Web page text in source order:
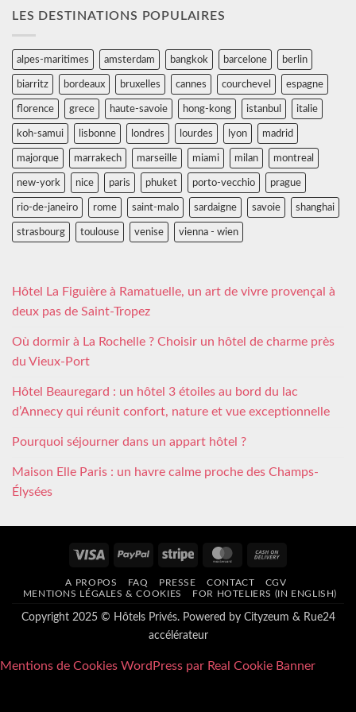
LES DESTINATIONS POPULAIRES
alpes-maritimes amsterdam bangkok barcelone berlin
biarritz bordeaux bruxelles cannes courchevel espagne
florence grece haute-savoie hong-kong istanbul italie
koh-samui lisbonne londres lourdes lyon madrid
majorque marrakech marseille miami milan montreal
new-york nice paris phuket porto-vecchio prague
rio-de-janeiro rome saint-malo sardaigne savoie shanghai
strasbourg toulouse venise vienna - wien
Hôtel La Figuière à Ramatuelle, un art de vivre provençal à
deux pas de Saint-Tropez
Où dormir à La Rochelle ? Choisir un hôtel de charme près
du Vieux-Port
Hôtel Beauregard : un hôtel 3 étoiles au bord du lac
d’Annecy qui réunit confort, nature et vue exceptionnelle
Pourquoi séjourner dans un appart hôtel ?
Maison Elle Paris : un havre calme proche des Champs-
Élysées
Visa PayPal Stripe MasterCard
Delivery
A PROPOS FAQ PRESSE CONTACT
CGV
MENTIONS LÉGALES & COOKIES
FOR HOTELIERS (IN ENGLISH)
Copyright 2025 © Hôtels Privés. Powered by Cityzeum & Rue24
accélérateur
Mentions de Cookies WordPress par Real Cookie Banner